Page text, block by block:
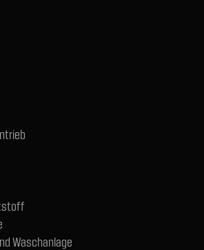
Waschanlage